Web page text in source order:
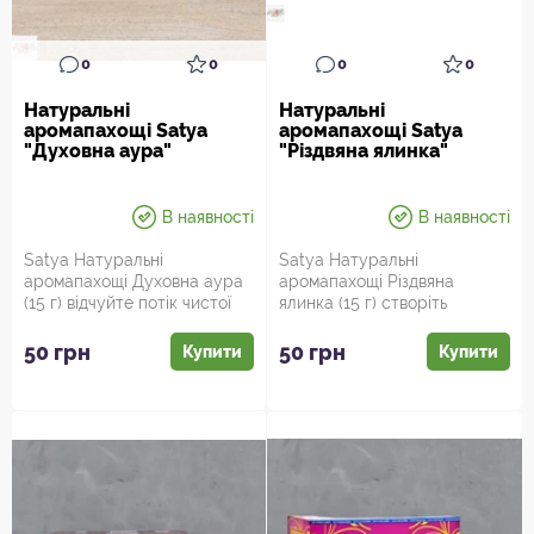
0 0
Натуральні
аромапахощі Satya
"Духовна аура"
В наявності
Satya Натуральні
аромапахощі Духовна аура
(15 г) відчуйте потік чистої
50 грн Купити
0 0
Натуральні
аромапахощі Satya
"Різдвяна ялинка"
В наявності
Satya Натуральні
аромапахощі Різдвяна
ялинка (15 г) створіть
Зануртес...
50 грн Купити